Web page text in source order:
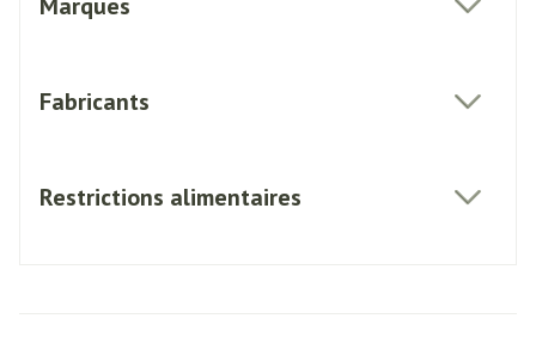
Fabricants
Restrictions alimentaires